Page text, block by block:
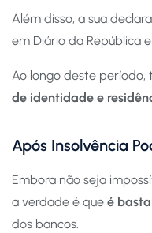
Além disso, a sua
em Diário da República
Ao longo deste
de identidade e
Após Insolvência
Embora não seja
a verdade é que é
dos bancos.